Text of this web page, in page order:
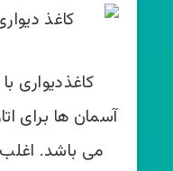
کاغذدیواری
آسمان ها برای
می باشد.